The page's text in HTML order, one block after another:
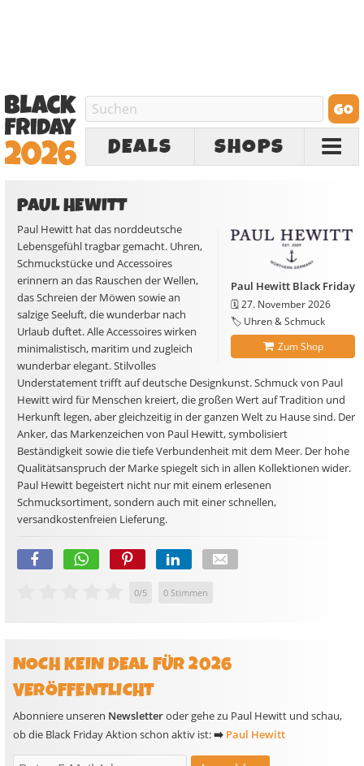
DEALS SHOPS
PAUL HEWITT
Paul Hewitt Black Friday
🗓️27. November 2026
🏷️ Uhren & Schmuck
Zum Shop
Paul Hewitt hat das norddeutsche
Lebensgefühl tragbar gemacht. Uhren,
Schmuckstücke und Accessoires
erinnern an das Rauschen der Wellen,
das Schreien der Möwen sowie an
salzige Seeluft, die wunderbar nach
Urlaub duftet. Alle Accessoires wirken
minimalistisch, maritim und zugleich
wunderbar elegant. Stilvolles
Understatement trifft auf deutsche Designkunst. Schmuck von Paul
Hewitt wird für Menschen kreiert, die großen Wert auf Tradition und
Herkunft legen, aber gleichzeitig in der ganzen Welt zu Hause sind. Der
Anker, das Markenzeichen von Paul Hewitt, symbolisiert
Beständigkeit sowie die tiefe Verbundenheit mit dem Meer. Der hohe
Qualitätsanspruch der Marke spiegelt sich in allen Kollektionen wider.
Paul Hewitt begeistert nicht nur mit einem erlesenen
Schmucksortiment, sondern auch mit einer schnellen,
versandkostenfreien Lieferung.
0/5 0 Stimmen
NOCH KEIN DEAL FÜR 2026
VERÖFFENTLICHT
Abonniere unseren Newsletteroder gehe zu Paul Hewitt und schau,
ob die Black Friday Aktion schon aktiv ist:➡️ Paul Hewitt